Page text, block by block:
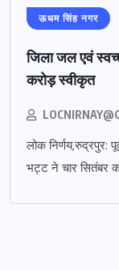
ऊधम सिंह नगर
जिला जल एवं
करोड़ स्वीकृत
लोक निर्णय,रुद्रपुर:
भट्ट ने चार सितंबर